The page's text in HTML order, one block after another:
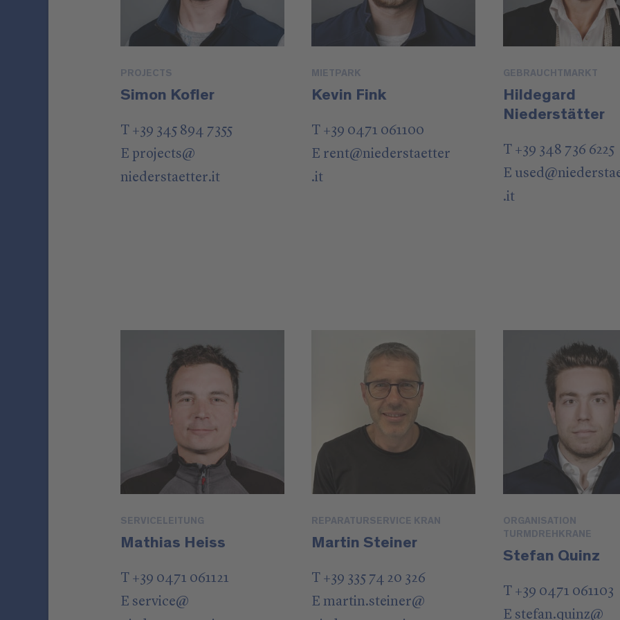
PROJECTS
Simon Kofler
T +39 345 894 7355
E projects@
niederstaetter.it
MIETPARK
Kevin Fink
T +39 0471 061100
E rent@niederstaetter
.it
GEBRAUCHTMARKT
Hildegard
Niederstätter
T +39 348 736 6225
E used@
.it
SERVICELEITUNG
Mathias Heiss
T +39 0471 061121
E service@
REPARATURSERVICE KRAN
Martin Steiner
T +39 335 74 20 326
E martin.steiner@
ORGANISATION
TURMDREHKRANE
Stefan Quinz
T +39 0471 061103
E stefan.quinz@